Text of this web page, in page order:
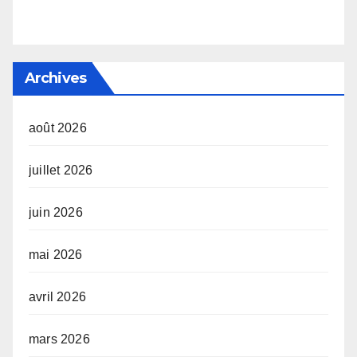
Archives
août 2026
juillet 2026
juin 2026
mai 2026
avril 2026
mars 2026